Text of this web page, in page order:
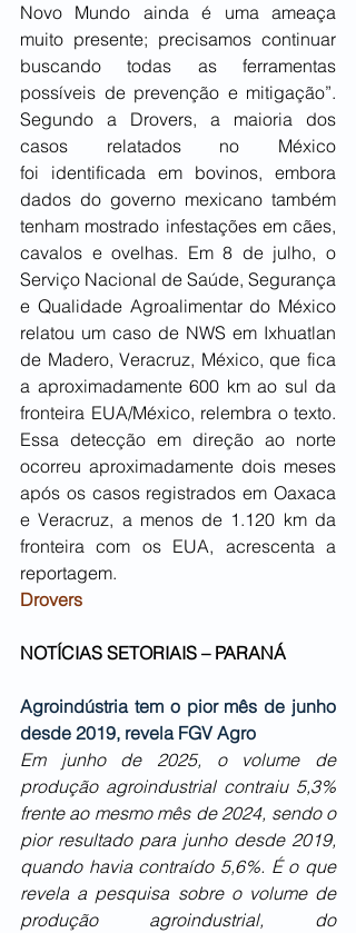
Novo Mundo ainda é uma ameaça
muito presente; precisamos continuar
buscando todas as ferramentas
possíveis de prevenção e mitigação”.
Segundo a Drovers, a maioria dos
casos relatados no México
foi identificada em bovinos, embora
dados do governo mexicano também
tenham mostrado infestações em cães,
cavalos e ovelhas. Em 8 de julho, o
Serviço Nacional de Saúde, Segurança
e Qualidade Agroalimentar do México
relatou um caso de NWS em Ixhuatlan
de Madero, Veracruz, México, que fica
a aproximadamente 600 km ao sul da
fronteira EUA/México, relembra o texto.
Essa detecção em direção ao norte
ocorreu aproximadamente dois meses
após os casos registrados em Oaxaca
e Veracruz, a menos de 1.120 km da
fronteira com os EUA, acrescenta a
reportagem.
Drovers
NOTÍCIAS SETORIAIS – PARANÁ
Agroindústria tem o pior mês de junho
desde 2019, revela FGV Agro
Em junho de 2025, o volume de
produção agroindustrial contraiu 5,3%
frente ao mesmo mês de 2024, sendo o
pior resultado para junho desde 2019,
quando havia contraído 5,6%. É o que
revela a pesquisa sobre o volume de
produção agroindustrial, do